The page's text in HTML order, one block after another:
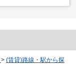
> (賃貸)路線・駅から探